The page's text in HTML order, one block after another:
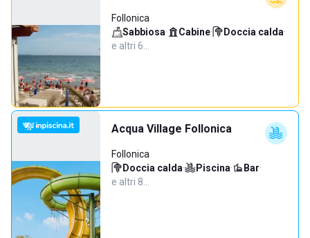
Follonica
Sabbiosa· Cabine· Doccia calda·
e altri 6…
Acqua Village Follonica
Follonica
Doccia calda· Piscina· Bar·
e altri 8…